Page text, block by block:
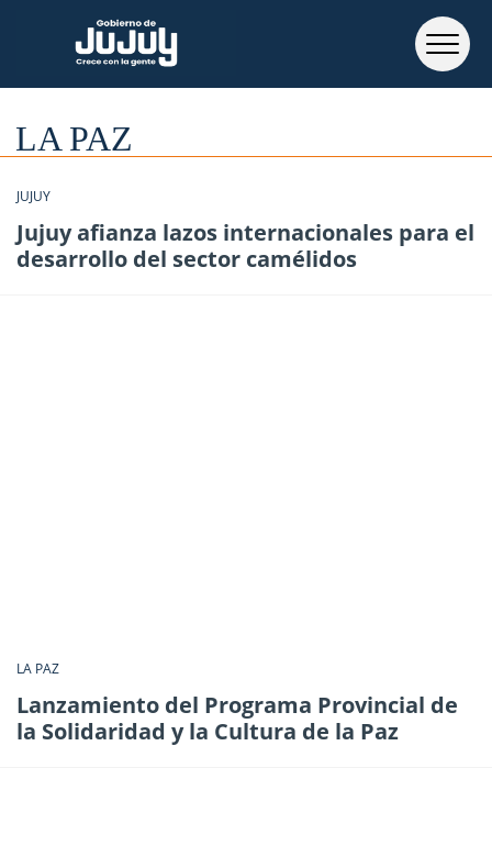
LA PAZ
JUJUY
Jujuy afianza lazos internacionales para el
desarrollo del sector camélidos
LA PAZ
Lanzamiento del Programa Provincial de
la Solidaridad y la Cultura de la Paz